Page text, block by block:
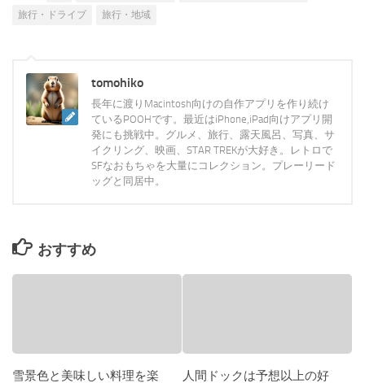
旅行・ドライブ
旅行・地域
tomohiko
長年に渡りMacintosh向けの自作アプリを作り続け
ているPOOHです。最近はiPhone,iPad向けアプリ開
発にも挑戦中。グルメ、旅行、露天風呂、写真、サ
イクリング、映画、STAR TREKが大好き。レトロで
SFなおもちゃを大量にコレクション。プレーリード
ッグと同居中。
おすすめ
雪景色と美味しい料理を楽 人間ドックは予想以上の好